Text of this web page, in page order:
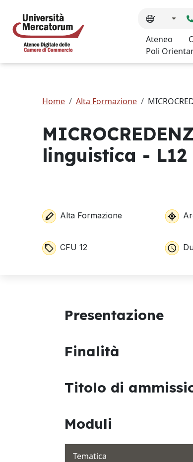
Ateneo
Poli
Home Alta Formazione
linguistica - L12
Alta Formazione
CFU 12
Presentazione
Finalità
Titolo di
Moduli
Tematica